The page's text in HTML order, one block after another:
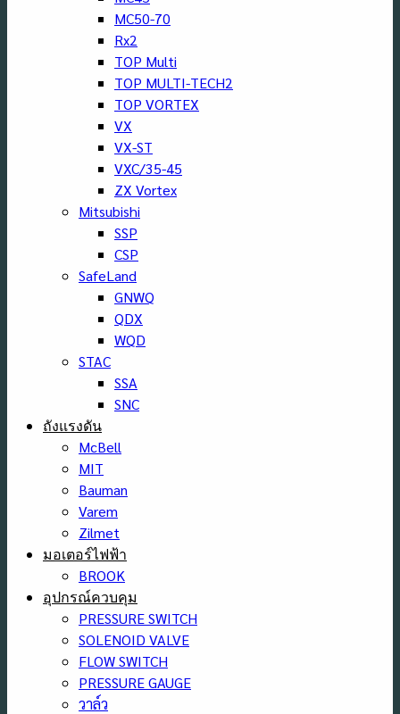
MC50-70
Rx2
TOP Multi
TOP MULTI-TECH2
TOP VORTEX
VX
VX-ST
VXC/35-45
ZX Vortex
Mitsubishi
SSP
CSP
SafeLand
GNWQ
QDX
WQD
STAC
SSA
SNC
ถังแรงดัน
McBell
MIT
Bauman
Varem
Zilmet
มอเตอร์ไฟฟ้า
BROOK
อุปกรณ์ควบคุม
PRESSURE SWITCH
SOLENOID VALVE
FLOW SWITCH
PRESSURE GAUGE
วาล์ว